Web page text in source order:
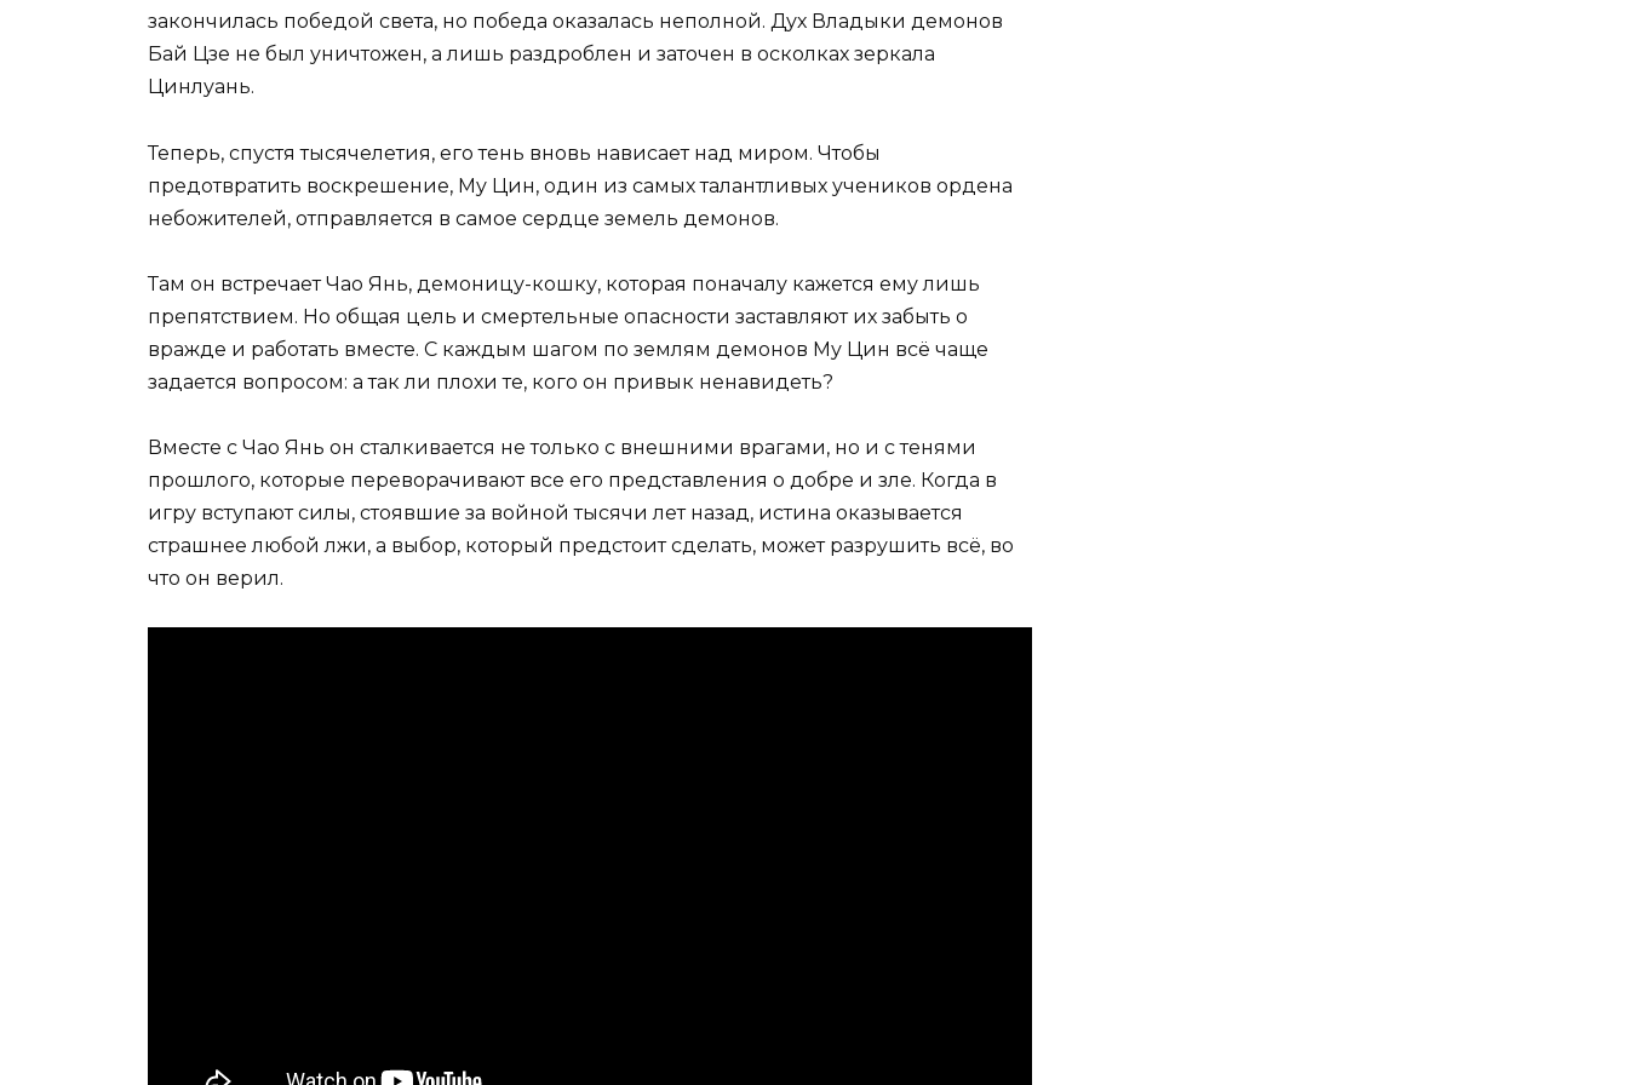
закончилась победой света, но победа оказалась неполной. Дух Владыки демонов
Бай Цзе не был уничтожен, а лишь раздроблен и заточен в осколках зеркала
Цинлуань.
Теперь, спустя тысячелетия, его тень вновь нависает над миром. Чтобы
предотвратить воскрешение, Му Цин, один из самых талантливых учеников ордена
небожителей, отправляется в самое сердце земель демонов.
Там он встречает Чао Янь, демоницу-кошку, которая поначалу кажется ему лишь
препятствием. Но общая цель и смертельные опасности заставляют их забыть о
вражде и работать вместе. С каждым шагом по землям демонов Му Цин всё чаще
задается вопросом: а так ли плохи те, кого он привык ненавидеть?
Вместе с Чао Янь он сталкивается не только с внешними врагами, но и с тенями
прошлого, которые переворачивают все его представления о добре и зле. Когда в
игру вступают силы, стоявшие за войной тысячи лет назад, истина оказывается
страшнее любой лжи, а выбор, который предстоит сделать, может разрушить всё, во
что он верил.